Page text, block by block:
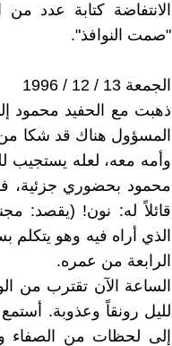
الانتفاضة كتابة
"صمت النوافذ".
الجمعة 13 / 12 / 1996
ذهبت مع الحفيد محمود
المسؤول هناك قد شكا
وأمه معه، لعله يستجيب
محمود بحضوري جزئية،
قائلاً له: نون! (يقصد:
الذي أراه فيه وهو يتكلم
الرابعة من عمره.
الساعة الآن تقترب من
لليل رونقاً وعذوبة.
إلى لحظات من